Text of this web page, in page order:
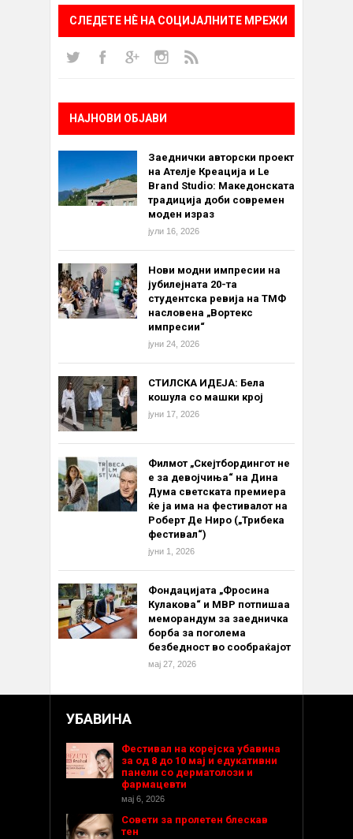
СЛЕДЕТЕ НÈ НА СОЦИЈАЛНИТЕ МРЕЖИ
НАЈНОВИ ОБЈАВИ
Заеднички авторски проект
на Ателје Креација и Le
Brand Studio: Македонската
традиција доби современ
моден израз
јули 16, 2026
Нови модни импресии на
јубилејната 20-та
студентска ревија на ТМФ
насловена „Вортекс
импресии“
јуни 24, 2026
СТИЛСКА ИДЕЈА: Бела
кошула со машки крој
јуни 17, 2026
Филмот „Скејтбордингот не
е за девојчиња“ на Дина
Дума светската премиера
ќе ја има на фестивалот на
Роберт Де Ниро („Трибека
фестивал“)
јуни 1, 2026
Фондацијата „Фросина
Кулакова“ и МВР потпишаа
меморандум за заедничка
борба за поголема
безбедност во сообраќајот
мај 27, 2026
УБАВИНА
Фестивал на корејска убавина
за од 8 до 10 мај и едукативни
панели со дерматолози и
фармацевти
мај 6, 2026
Совети за пролетен блескав
тен